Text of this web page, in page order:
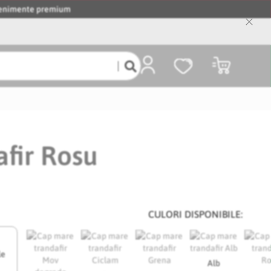
premium
Coșul meu
Rosu
CULORI DISPONIBILE:
Alb